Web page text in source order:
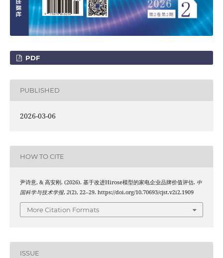
PDF
PUBLISHED
2026-03-06
HOW TO CITE
尹诗意, & 高安刚. (2026). 基于改进Hirose模型的家电企业品牌价值评估. 中
国科学与技术学报, 2(2), 22–29. https://doi.org/10.70693/cjst.v2i2.1909
More Citation Formats
ISSUE